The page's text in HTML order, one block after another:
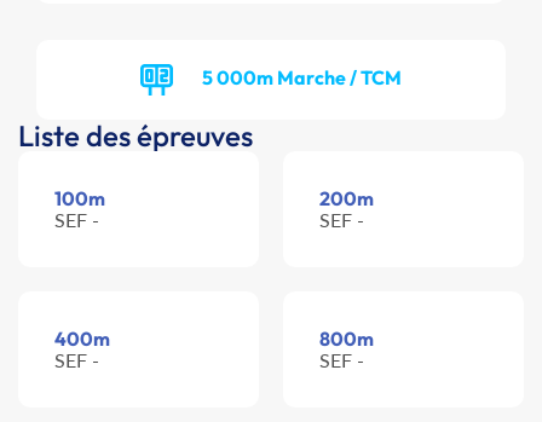
5 000m Marche / TCM
Liste des épreuves
100m
SEF -
200m
SEF -
400m
SEF -
800m
SEF -